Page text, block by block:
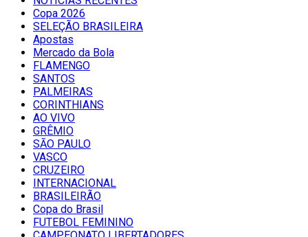
Copa 2026
SELEÇÃO BRASILEIRA
Apostas
Mercado da Bola
FLAMENGO
SANTOS
PALMEIRAS
CORINTHIANS
AO VIVO
GRÊMIO
SĀO PAULO
VASCO
CRUZEIRO
INTERNACIONAL
BRASILEIRÃO
Copa do Brasil
FUTEBOL FEMININO